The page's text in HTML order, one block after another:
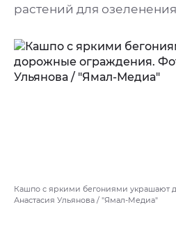
растений для озеленения
Кашпо с яркими бегониями украшают
Анастасия Ульянова / "Ямал-Медиа"